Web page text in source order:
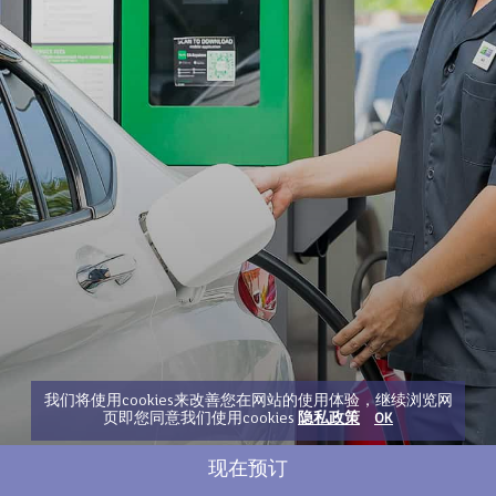
我们将使用cookies来改善您在网站的使用体验，继续浏览网
页即您同意我们使用cookies 隐私政策 OK
现在预订